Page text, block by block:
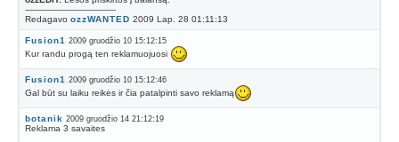
----------------------------------
Redagavo ozzWANTED 2009 Lap. 28 01:11:13
Fusion1 2009 gruodžio 10 15:12:15
Kur randu progą ten reklamuojuosi
Fusion1 2009 gruodžio 10 15:12:46
Gal būt su laiku reikės ir čia patalpinti savo reklamą
botanik 2009 gruodžio 14 21:12:19
Reklama 3 savaites